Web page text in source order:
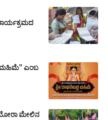
ಮಹಿಮೆ” ಎಂಬ
ಬೋರಾ ಮೇಲಿನ